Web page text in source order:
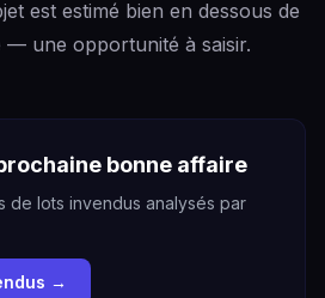
est estimé bien en dessous de
— une opportunité à saisir.
bonne affaire
de lots invendus analysés par
→